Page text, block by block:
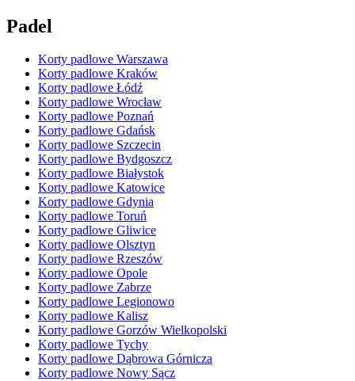
Padel
Korty padlowe Warszawa
Korty padlowe Kraków
Korty padlowe Łódź
Korty padlowe Wrocław
Korty padlowe Poznań
Korty padlowe Gdańsk
Korty padlowe Szczecin
Korty padlowe Bydgoszcz
Korty padlowe Białystok
Korty padlowe Katowice
Korty padlowe Gdynia
Korty padlowe Toruń
Korty padlowe Gliwice
Korty padlowe Olsztyn
Korty padlowe Rzeszów
Korty padlowe Opole
Korty padlowe Zabrze
Korty padlowe Legionowo
Korty padlowe Kalisz
Korty padlowe Gorzów Wielkopolski
Korty padlowe Tychy
Korty padlowe Dąbrowa Górnicza
Korty padlowe Nowy Sącz